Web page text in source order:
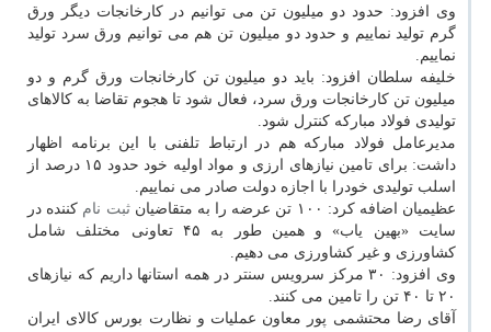
وی افزود: حدود دو میلیون تن می توانیم در كارخانجات دیگر ورق
گرم تولید نماییم و حدود دو میلیون تن هم می توانیم ورق سرد تولید
نماییم.
خلیفه سلطان افزود: باید دو میلیون تن كارخانجات ورق گرم و دو
میلیون تن كارخانجات ورق سرد، فعال شود تا هجوم تقاضا به كالاهای
تولیدی فولاد مباركه كنترل شود.
مدیرعامل فولاد مباركه هم در ارتباط تلفنی با این برنامه اظهار
داشت: برای تامین نیازهای ارزی و مواد اولیه خود حدود ۱۵ درصد از
اسلب تولیدی خودرا با اجازه دولت صادر می نماییم.
عظیمیان اضافه كرد: ۱۰۰ تن عرضه را به متقاضیان
ثبت نام كننده در
سایت «بهین یاب» و همین طور به ۴۵ تعاونی مختلف شامل
كشاورزی و غیر كشاورزی می دهیم.
وی افزود: ۳۰ مركز سرویس سنتر در همه استانها داریم كه نیازهای
۲۰ تا ۴۰ تن را تامین می كنند.
آقای رضا محتشمی پور معاون عملیات و نظارت بورس كالای ایران